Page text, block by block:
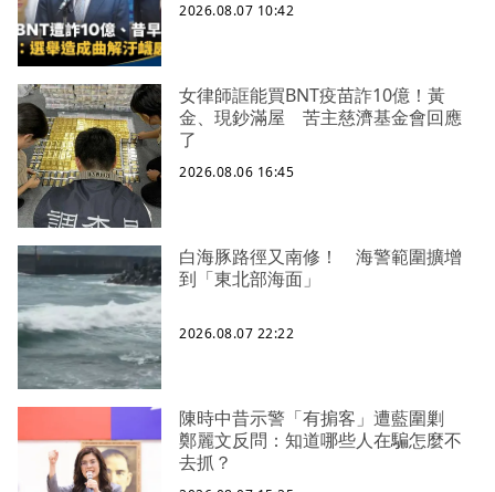
2026.08.07 10:42
女律師誆能買BNT疫苗詐10億！黃
金、現鈔滿屋 苦主慈濟基金會回應
了
2026.08.06 16:45
白海豚路徑又南修！ 海警範圍擴增
到「東北部海面」
2026.08.07 22:22
陳時中昔示警「有掮客」遭藍圍剿
鄭麗文反問：知道哪些人在騙怎麼不
去抓？